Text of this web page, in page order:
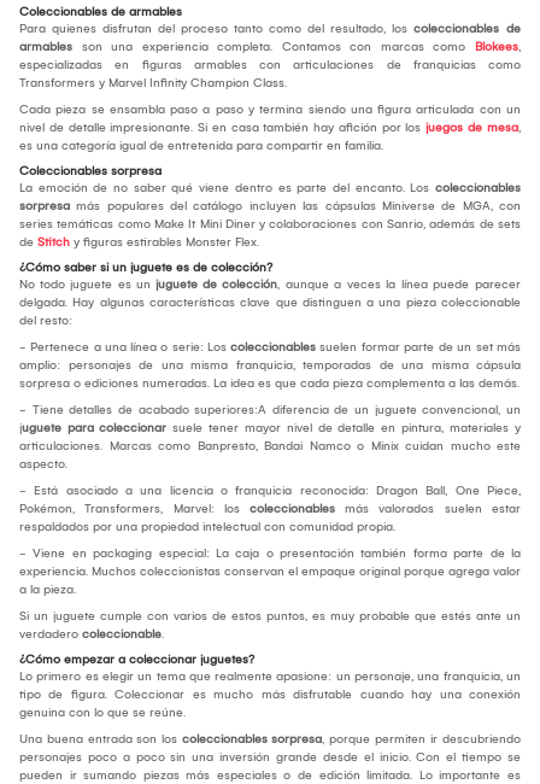
Coleccionables de armables
Para quienes disfrutan del proceso tanto como del resultado, los coleccionables de
armables son una experiencia completa. Contamos con marcas como Blokees,
especializadas en figuras armables con articulaciones de franquicias como
Transformers y Marvel Infinity Champion Class.
Cada pieza se ensambla paso a paso y termina siendo una figura articulada con un
nivel de detalle impresionante. Si en casa también hay afición por los juegos de mesa,
es una categoría igual de entretenida para compartir en familia.
Coleccionables sorpresa
La emoción de no saber qué viene dentro es parte del encanto. Los coleccionables
sorpresa más populares del catálogo incluyen las cápsulas Miniverse de MGA, con
series temáticas como Make It Mini Diner y colaboraciones con Sanrio, además de sets
de Stitch y figuras estirables Monster Flex.
¿Cómo saber si un juguete es de colección?
No todo juguete es un juguete de colección, aunque a veces la línea puede parecer
delgada. Hay algunas características clave que distinguen a una pieza coleccionable
del resto:
- Pertenece a una línea o serie: Los coleccionables suelen formar parte de un set más
amplio: personajes de una misma franquicia, temporadas de una misma cápsula
sorpresa o ediciones numeradas. La idea es que cada pieza complementa a las demás.
- Tiene detalles de acabado superiores:A diferencia de un juguete convencional, un
juguete para coleccionar suele tener mayor nivel de detalle en pintura, materiales y
articulaciones. Marcas como Banpresto, Bandai Namco o Minix cuidan mucho este
aspecto.
- Está asociado a una licencia o franquicia reconocida: Dragon Ball, One Piece,
Pokémon, Transformers, Marvel: los coleccionables más valorados suelen estar
respaldados por una propiedad intelectual con comunidad propia.
- Viene en packaging especial: La caja o presentación también forma parte de la
experiencia. Muchos coleccionistas conservan el empaque original porque agrega valor
a la pieza.
Si un juguete cumple con varios de estos puntos, es muy probable que estés ante un
verdadero coleccionable.
¿Cómo empezar a coleccionar juguetes?
Lo primero es elegir un tema que realmente apasione: un personaje, una franquicia, un
tipo de figura. Coleccionar es mucho más disfrutable cuando hay una conexión
genuina con lo que se reúne.
Una buena entrada son los coleccionables sorpresa, porque permiten ir descubriendo
personajes poco a poco sin una inversión grande desde el inicio. Con el tiempo se
pueden ir sumando piezas más especiales o de edición limitada. Lo importante es